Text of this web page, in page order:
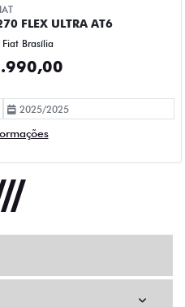
FLEX ULTRA AT6
Fiat Brasília
2025/2025